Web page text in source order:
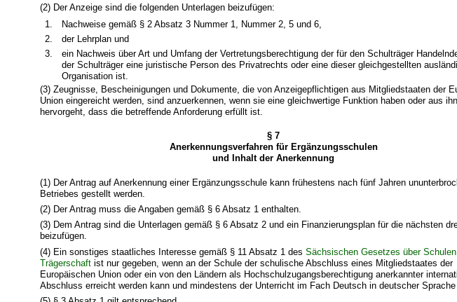
(2) Der Anzeige sind die folgenden Unterlagen beizufügen:
1.
Nachweise gemäß § 2 Absatz 3 Nummer 1, Nummer 2, 5 und 6,
2.
der Lehrplan und
3.
ein Nachweis über Art und Umfang der Vertretungsberechtigung der für den Schulträger
der Schulträger eine juristische Person des Privatrechts oder eine dieser gleichgestellten
Organisation ist.
(3) Zeugnisse, Bescheinigungen und Dokumente, die von Anzeigepflichtigen aus Mitgliedstaaten der
Union eingereicht werden, sind anzuerkennen, wenn sie eine gleichwertige Funktion haben oder aus
hervorgeht, dass die betreffende Anforderung erfüllt ist.
§ 7
Anerkennungsverfahren für Ergänzungsschulen
und Inhalt der Anerkennung
(1) Der Antrag auf Anerkennung einer Ergänzungsschule kann frühestens nach fünf Jahren
Betriebes gestellt werden.
(2) Der Antrag muss die Angaben gemäß § 6 Absatz 1 enthalten.
(3) Dem Antrag sind die Unterlagen gemäß § 6 Absatz 2 und ein Finanzierungsplan für die nächsten
beizufügen.
(4) Ein sonstiges staatliches Interesse gemäß § 11 Absatz 1 desSächsischen Gesetzes über
Trägerschaft ist nur gegeben, wenn an der Schule der schulische Abschluss eines Mitgliedstaates der
Europäischen Union oder ein von den Ländern als Hochschulzugangsberechtigung anerkannter
Abschluss erreicht werden kann und mindestens der Unterricht im Fach Deutsch in deutscher Sprache